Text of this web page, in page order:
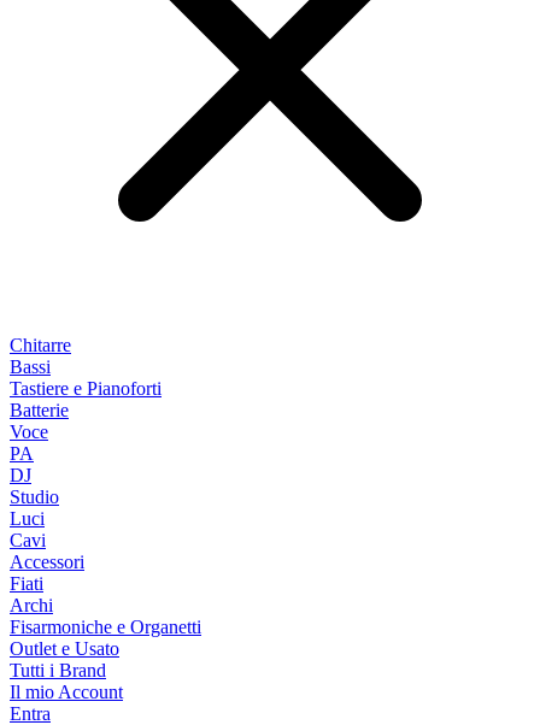
Chitarre
Bassi
Tastiere e Pianoforti
Batterie
Voce
PA
DJ
Studio
Luci
Cavi
Accessori
Fiati
Archi
Fisarmoniche e Organetti
Outlet e Usato
Tutti i Brand
Il mio Account
Entra